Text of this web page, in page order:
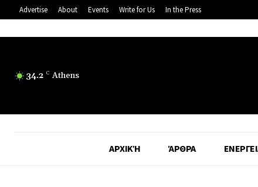
Advertise About Events Write for Us In the Press
34.2 C Athens
ΑΡΧΙΚΉ ΆΡΘΡΑ